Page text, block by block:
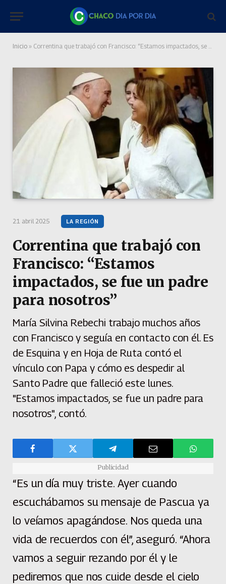
Inicio » Correntina que trabajó con Francisco: “Estamos impactados, se fue un padre para nosotros”
21 abril 2025 LA REGIÓN
Correntina que trabajó con
Francisco: “Estamos
impactados, se fue un padre
para nosotros”
María Silvina Rebechi trabajo muchos años
con Francisco y seguía en contacto con él. Es
de Esquina y en Hoja de Ruta contó el
vínculo con Papa y cómo es despedir al
Santo Padre que falleció este lunes.
"Estamos impactados, se fue un padre para
nosotros", contó.
Publicidad
“Es un día muy triste. Ayer cuando
escuchábamos su mensaje de Pascua ya
lo veíamos apagándose. Nos queda una
vida de recuerdos con él”, aseguró. “Ahora
vamos a seguir rezando por él y le
pediremos que nos cuide desde el cielo